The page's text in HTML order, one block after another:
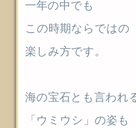
一年の中でも
この時期ならではの
楽しみ方です。
海の宝石とも言われ
「ウミウシ」の姿も